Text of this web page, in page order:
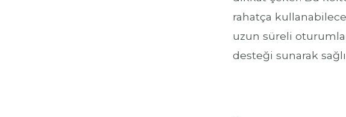
rahatça
uzun süreli
desteği sunarak